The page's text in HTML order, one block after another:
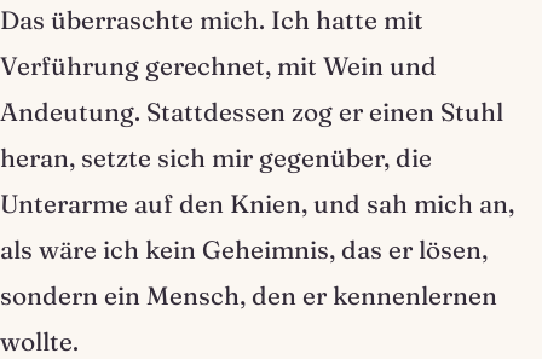
Das überraschte mich. Ich hatte mit
Verführung gerechnet, mit Wein und
Andeutung. Stattdessen zog er einen Stuhl
heran, setzte sich mir gegenüber, die
Unterarme auf den Knien, und sah mich an,
als wäre ich kein Geheimnis, das er lösen,
sondern ein Mensch, den er kennenlernen
wollte.